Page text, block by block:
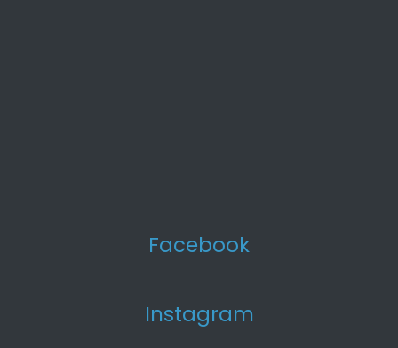
Facebook
Instagram